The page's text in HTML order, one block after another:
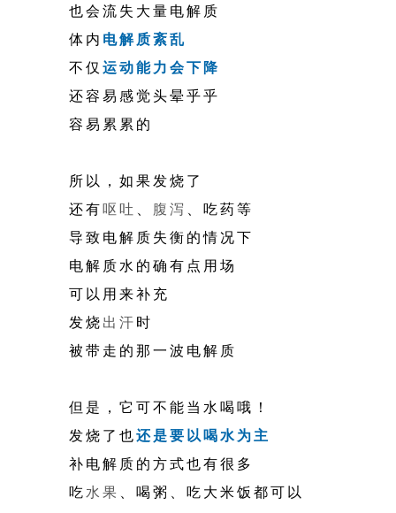
也会流失大量电解质
体内 电解质紊乱
不仅 运动能力会下降
还容易感觉头晕乎乎
容易累累的
所以，如果发烧了
还有呕吐 、 腹泻 、吃药等
导致电解质失衡的情况下
电解质水的确有点用场
可以用来补充
发烧出汗时
被带走的那一波电解质
但是，它可不能当水喝哦！
发烧了也还是要以喝水为主
补电解质的方式也有很多
吃水果 、喝粥、吃大米饭都可以